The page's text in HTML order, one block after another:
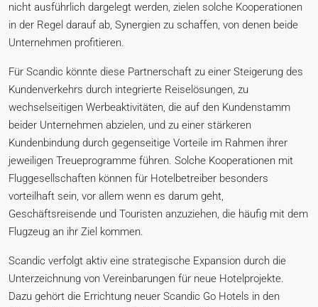
nicht ausführlich dargelegt werden, zielen solche Kooperationen
in der Regel darauf ab, Synergien zu schaffen, von denen beide
Unternehmen profitieren.
Für Scandic könnte diese Partnerschaft zu einer Steigerung des
Kundenverkehrs durch integrierte Reiselösungen, zu
wechselseitigen Werbeaktivitäten, die auf den Kundenstamm
beider Unternehmen abzielen, und zu einer stärkeren
Kundenbindung durch gegenseitige Vorteile im Rahmen ihrer
jeweiligen Treueprogramme führen. Solche Kooperationen mit
Fluggesellschaften können für Hotelbetreiber besonders
vorteilhaft sein, vor allem wenn es darum geht,
Geschäftsreisende und Touristen anzuziehen, die häufig mit dem
Flugzeug an ihr Ziel kommen.
Scandic verfolgt aktiv eine strategische Expansion durch die
Unterzeichnung von Vereinbarungen für neue Hotelprojekte.
Dazu gehört die Errichtung neuer Scandic Go Hotels in den